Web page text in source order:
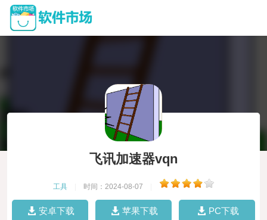
飞讯加速器vqn
工具 时间：2024-08-07
安卓下载 苹果下载 PC下载